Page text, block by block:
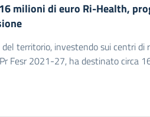
milioni di euro Ri-Health,
territorio, investendo sui centri di
Fesr 2021-27, ha destinato circa